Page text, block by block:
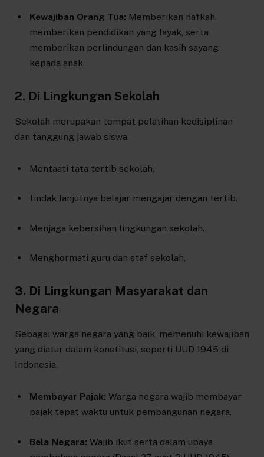
Kewajiban Orang Tua: Memberikan nafkah,
memberikan pendidikan yang layak, serta
memberikan perlindungan dan kasih sayang
kepada anak.
2. Di Lingkungan Sekolah
Sekolah merupakan tempat pelatihan kedisiplinan
dan tanggung jawab siswa.
Mentaati tata tertib sekolah.
tindak lanjutnya belajar mengajar dengan tertib.
Menjaga kebersihan lingkungan sekolah.
Menghormati guru dan staf sekolah.
3. Di Lingkungan Masyarakat dan
Negara
Sebagai warga negara yang baik, memenuhi kewajiban
yang diatur dalam konstitusi, seperti UUD 1945 di
Indonesia.
Membayar Pajak: Warga negara wajib membayar
pajak tepat waktu untuk pembangunan negara.
Bela Negara: Wajib ikut serta dalam upaya